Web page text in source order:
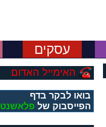
עסקים
האימייל האדום
בואו לבקר בדף
הפייסבוק של פלאשנט